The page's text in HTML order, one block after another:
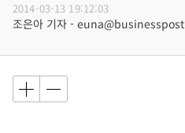
2014-03-13 19:12:03
조은아 기자 -